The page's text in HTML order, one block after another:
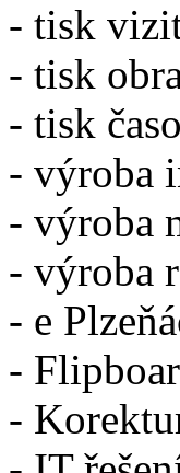
- tisk
- tisk
- tisk
- výroba
- výroba
- výroba
- e
-
-